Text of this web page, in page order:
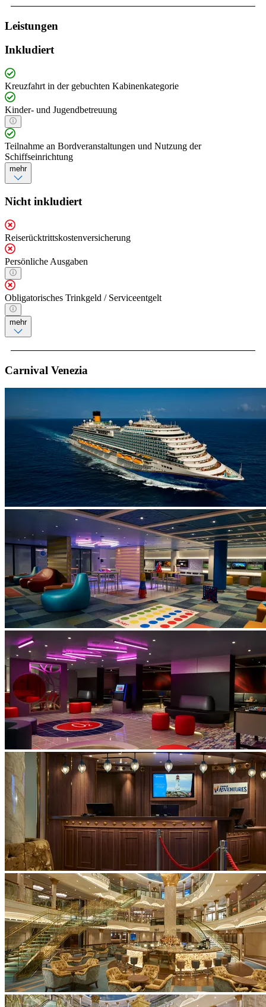
Leistungen
Inkludiert
Kreuzfahrt in der gebuchten Kabinenkategorie
Kinder- und Jugendbetreuung
Teilnahme an Bordveranstaltungen und Nutzung der
Schiffseinrichtung
mehr
Nicht inkludiert
Reiserücktrittskostenversicherung
Persönliche Ausgaben
Obligatorisches Trinkgeld / Serviceentgelt
mehr
Carnival Venezia